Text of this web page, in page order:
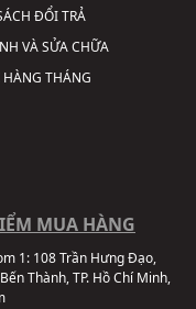
ĐỔI TRẢ
VÀ SỬA CHỮA
HÀNG THÁNG
MUA HÀNG
1: 108 Trần Hưng Đạo,
Thành, TP. Hồ Chí Minh,